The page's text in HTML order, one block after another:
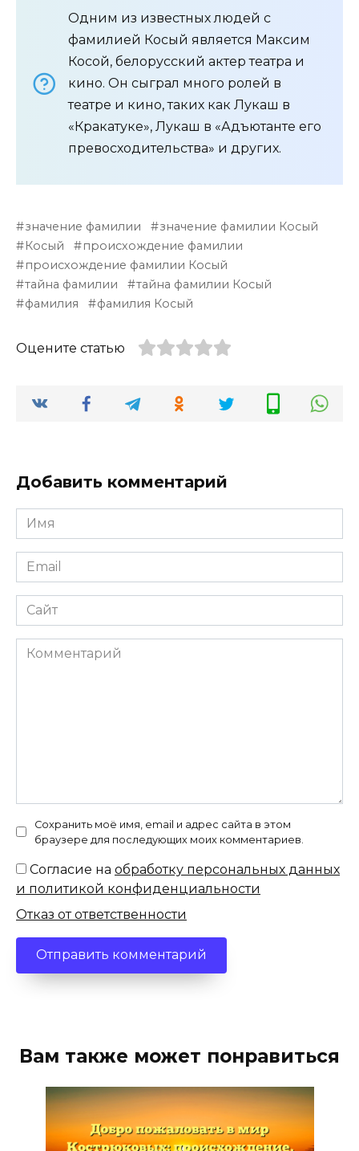
Одним из известных людей с
фамилией Косый является Максим
Косой, белорусский актер театра и
кино. Он сыграл много ролей в
театре и кино, таких как Лукаш в
«Кракатуке», Лукаш в «Адъютанте его
превосходительства» и других.
значение фамилии
значение фамилии Косый
Косый
происхождение фамилии
происхождение фамилии Косый
тайна фамилии
тайна фамилии Косый
фамилия
фамилия Косый
Оцените статью
Добавить комментарий
Имя
*
Email
*
Сайт
Комментарий
Сохранить моё имя, email и адрес сайта в этом
браузере для последующих моих комментариев.
Согласие на обработку персональных данных
и политикой конфиденциальности
Отказ от ответственности
Вам также может понравиться